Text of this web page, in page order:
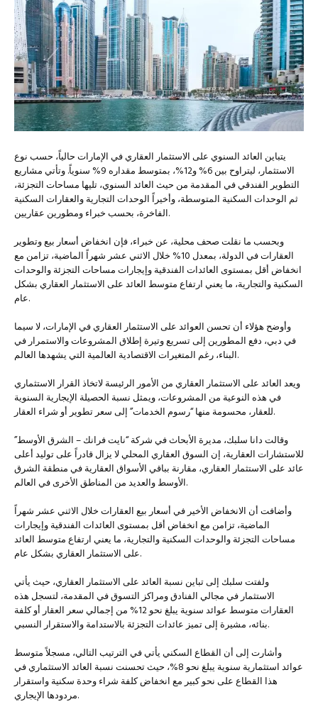
يتباين العائد السنوي على الاستثمار العقاري في الإمارات حالياً، حسب نوع
الاستثمار، ليتراوح بين 6% و12%، بمتوسط مقداره 9% سنوياً. وتأتي مشاريع
التطوير الفندقي في المقدمة من حيث العائد السنوي، تليها مساحات التجزئة،
ثم الوحدات السكنية المتوسطة، وأخيراً الوحدات التجارية والعقارات السكنية
الفاخرة، بحسب خبراء ومطورين عقاريين.
وبحسب ما نقلت صحف محلية، عن خبراء، فإن انخفاض أسعار بيع وتطوير
العقارات في الدولة، بمعدل 10% خلال الاثني عشر شهراً الماضية، تزامن مع
انخفاض أقل بمستوى العائدات الفندقية وإيجارات مساحات التجزئة والوحدات
السكنية والتجارية، ما يعني ارتفاع متوسط العائد على الاستثمار العقاري بشكل
عام.
وأوضح هؤلاء أن تحسن العوائد على الاستثمار العقاري في الإمارات، لا سيما
في دبي، دفع المطورين إلى تسريع وتيرة إطلاق المشروعات والاستمرار في
البناء، رغم المتغيرات الاقتصادية العالمية التي يشهدها العالم.
ويعد العائد على الاستثمار العقاري من الأمور الرئيسة لاتخاذ القرار الاستثماري
في هذه النوعية من المشروعات، ويمثل نسبة الحصيلة الإيجارية السنوية
للعقار، محسومة منها “رسوم الخدمات” إلى سعر تطوير أو شراء العقار.
وقالت دانا سلبك، مديرة الأبحاث في شركة “نايت فرانك – الشرق الأوسط”
للاستشارات العقارية، إن السوق العقاري المحلي لا يزال قادراً على توليد أعلى
عائد على الاستثمار العقاري، مقارنة بباقي الأسواق العقارية في منطقة الشرق
الأوسط والعديد من المناطق الأخرى في العالم.
وأضافت أن الانخفاض الأخير في أسعار بيع العقارات خلال الاثني عشر شهراً
الماضية، تزامن مع انخفاض أقل بمستوى العائدات الفندقية وإيجارات
مساحات التجزئة والوحدات السكنية والتجارية، ما يعني ارتفاع متوسط العائد
على الاستثمار العقاري بشكل عام.
ولفتت سلبك إلى تباين نسبة العائد على الاستثمار العقاري، حيث يأتي
الاستثمار في مجالي الفنادق ومراكز التسوق في المقدمة، لتسجل هذه
العقارات متوسط عوائد سنوية يبلغ نحو 12% من إجمالي سعر العقار أو كلفة
بنائه، مشيرة إلى تميز عائدات التجزئة بالاستدامة والاستقرار النسبي.
وأشارت إلى أن القطاع السكني يأتي في الترتيب التالي، مسجلاً متوسط
عوائد استثمارية سنوية يبلغ نحو 8%، حيث تحسنت نسبة العائد الاستثماري في
هذا القطاع على نحو كبير مع انخفاض كلفة شراء وحدة سكنية واستقرار
مردودها الإيجاري.